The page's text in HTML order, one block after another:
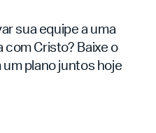
sua equipe a uma
Cristo? Baixe o
plano juntos hoje